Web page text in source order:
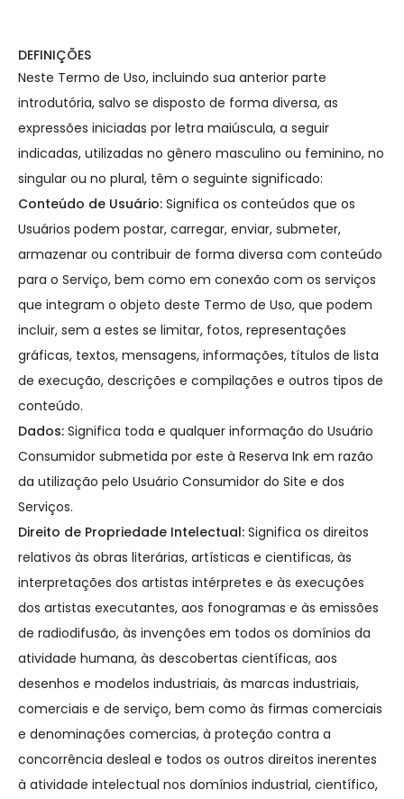
DEFINIÇÕES
Neste Termo de Uso, incluindo sua anterior parte
introdutória, salvo se disposto de forma diversa, as
expressões iniciadas por letra maiúscula, a seguir
indicadas, utilizadas no gênero masculino ou feminino, no
singular ou no plural, têm o seguinte significado:
Conteúdo de Usuário: Significa os conteúdos que os
Usuários podem postar, carregar, enviar, submeter,
armazenar ou contribuir de forma diversa com conteúdo
para o Serviço, bem como em conexão com os serviços
que integram o objeto deste Termo de Uso, que podem
incluir, sem a estes se limitar, fotos, representações
gráficas, textos, mensagens, informações, títulos de lista
de execução, descrições e compilações e outros tipos de
conteúdo.
Dados: Significa toda e qualquer informação do Usuário
Consumidor submetida por este à Reserva Ink em razão
da utilização pelo Usuário Consumidor do Site e dos
Serviços.
Direito de Propriedade Intelectual: Significa os direitos
relativos às obras literárias, artísticas e cientificas, às
interpretações dos artistas intérpretes e às execuções
dos artistas executantes, aos fonogramas e às emissões
de radiodifusão, às invenções em todos os domínios da
atividade humana, às descobertas científicas, aos
desenhos e modelos industriais, às marcas industriais,
comerciais e de serviço, bem como às firmas comerciais
e denominações comercias, à proteção contra a
concorrência desleal e todos os outros direitos inerentes
à atividade intelectual nos domínios industrial, científico,